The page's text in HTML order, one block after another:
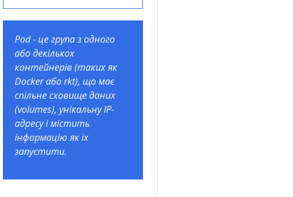
Pod - це група з одного
або декількох
контейнерів (таких як
Docker або rkt), що має
спільне сховище даних
(volumes), унікальну IP-
адресу і містить
інформацію як їх
запустити.